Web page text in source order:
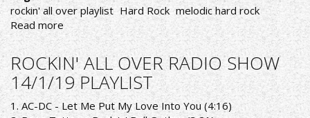
rockin' all over playlist Hard Rock melodic hard rock
Read more about
ROCKIN'
ALL
OVER
RADIO
SHOW
21/1/19
ROCKIN' ALL OVER RADIO SHOW
14/1/19 PLAYLIST
1. AC-DC - Let Me Put My Love Into You (4:16)